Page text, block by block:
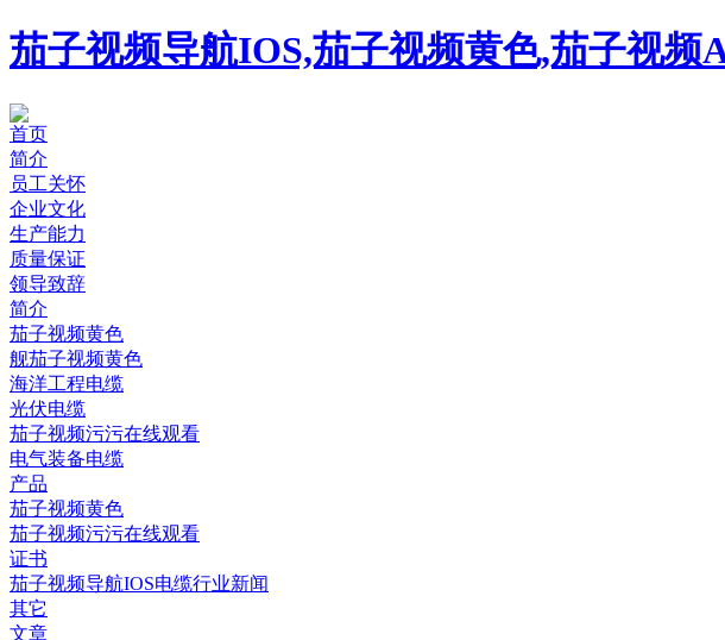
茄子视频导航IOS,茄子视频黄色,茄子视频
首页
简介
员工关怀
企业文化
生产能力
质量保证
领导致辞
简介
茄子视频黄色
舰茄子视频黄色
海洋工程电缆
光伏电缆
茄子视频污污在线观看
电气装备电缆
产品
茄子视频黄色
茄子视频污污在线观看
证书
茄子视频导航IOS电缆行业新闻
其它
文章